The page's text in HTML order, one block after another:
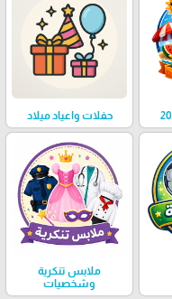
حفلات واعياد ميلاد
ملابس تنكرية
وشخصيات